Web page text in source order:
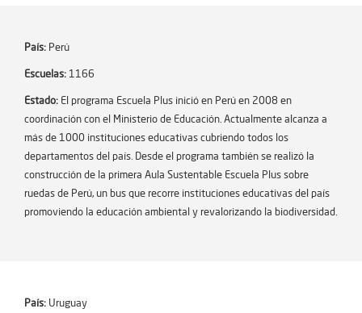
País: Perú
Escuelas: 1166
Estado: El programa Escuela Plus inició en Perú en 2008 en
coordinación con el Ministerio de Educación. Actualmente alcanza a
más de 1000 instituciones educativas cubriendo todos los
departamentos del país. Desde el programa también se realizó la
construcción de la primera Aula Sustentable Escuela Plus sobre
ruedas de Perú, un bus que recorre instituciones educativas del país
promoviendo la educación ambiental y revalorizando la biodiversidad.
País: Uruguay